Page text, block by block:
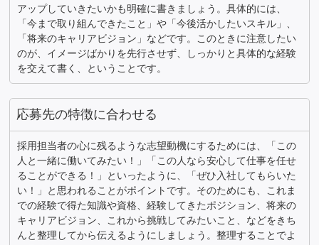
アップしていきたいかも明確に書きましょう。具体的には、
「今まで取り組んできたこと」や「今後活かしたいスキル」、
「将来のキャリアビジョン」などです。このときに注意したい
のが、イメージばかりを先行させず、しっかりと具体的な経験
を交えて書く、ということです。
応募先の特徴に合わせる
採用担当者の心に残るような志望動機にするためには、「この
人と一緒に働いてみたい！」「この人なら安心して仕事を任せ
ることができる！」といったように、「ぜひ入社してもらいた
い！」と思われることがポイントです。そのためにも、これま
での経験で得た知識や資格、経験してきたポジション、将来の
キャリアビジョン、これから挑戦してみたいこと、などをきち
んと整理してから伝えるようにしましょう。整理することでよ